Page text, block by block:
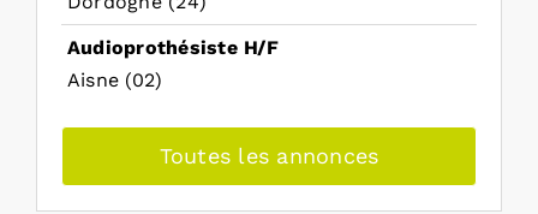
Audioprothésiste H/F
Aisne (02)
Toutes les annonces